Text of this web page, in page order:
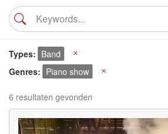
Types Band
Genres
Piano show
6 resultaten gevonden